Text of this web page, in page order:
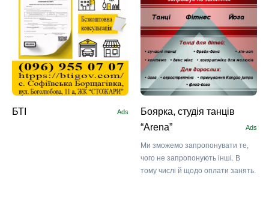
БТІ Ads
Боярка, студія танців
“Arena”
Ads
Ми зможемо запропонувати те,
чого не запропонують інші. В
тому числі й щодо оплати занять.